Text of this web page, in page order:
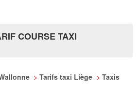
COURSE TAXI
> Tarifs taxi Liège > Taxis